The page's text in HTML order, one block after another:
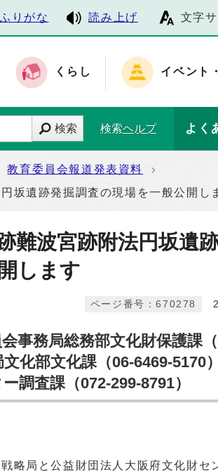
ふりがな 読み上げ 文字
くらし イベント
検索 検索ヘルプ よく
教育委員会報道発表資料
坂遺跡発掘調査の現場を一般公開し
波宮跡附法円坂遺
します
ページ番号：670278
事務局総務部文化財保護課
化部文化課（06-6469-5170
調査課（072-299-8791）
略局と公益財団法人大阪府文化財セ